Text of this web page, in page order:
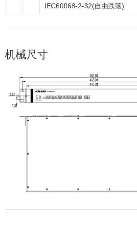
IEC60068-2-32(自由跌落)
机械尺寸